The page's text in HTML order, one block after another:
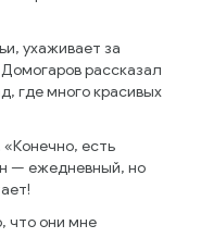
ухаживает за
рассказал
где много красивых
есть
— ежедневный, но
что они мне